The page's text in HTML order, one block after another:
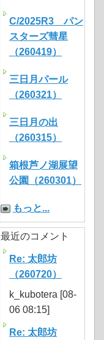
C/2025R3 パン
スターズ彗星
（260419）
三日月パール
（260321）
三日月の出
（260315）
箱根芦ノ湖展望
公園（260301）
もっと...
最近のコメント
Re: 太郎坊
（260720）
k_kubotera [08-
06 08:15]
Re: 太郎坊